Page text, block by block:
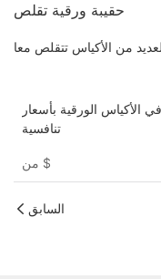
من الأكياس تتقلص معا
الأكياس الورقية بأسعار
تنافسية
$
السابق